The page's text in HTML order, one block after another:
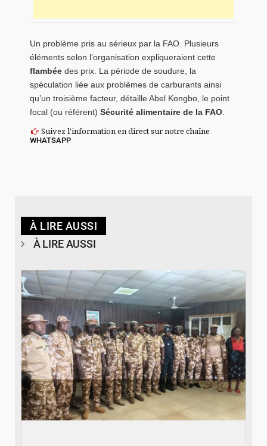
Un problème pris au sérieux par la FAO. Plusieurs
éléments selon l’organisation expliqueraient cette
flambée des prix. La période de soudure, la
spéculation liée aux problèmes de carburants ainsi
qu’un troisième facteur, détaille Abel Kongbo, le point
focal (ou référent) Sécurité alimentaire de la FAO
Suivez l'information en direct sur notre chaîne
WHATSAPP
À LIRE AUSSI
À LIRE AUSSI